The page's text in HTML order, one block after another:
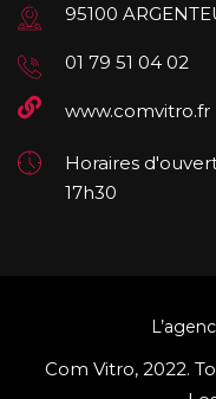
95100
01 79 51 04 02
www.comvitro.fr
Horaires
17h30
Com Vitro, 2022.